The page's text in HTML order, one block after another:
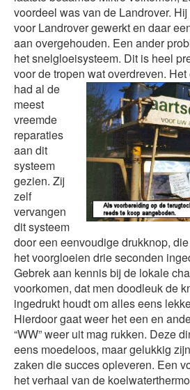
voordeel was van de Landrover.
voor Landrover gewerkt en daar
aan overgehouden. Een ander
het snelgloeisysteem. Dit is heel
voor de tropen wat overdreven. Het
had al de
meest
vreemde
reparaties
aan dit
systeem
gezien. Zij
zelf
vervangen
dit systeem
door een eenvoudige drukknop,
het voorgloeien drie seconden
Gebrek aan kennis bij de lokale
voorkomen, dat men doodleuk de
ingedrukt houdt om alles eens
Hierdoor gaat weer het een en
“WW” weer uit mag rukken. Deze
eens moedeloos, maar gelukkig
zaken die succes opleveren. Een
het verhaal van de